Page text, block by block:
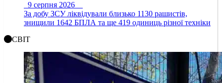
9 серпня 2026
За добу ЗСУ ліквідували близько 1130 рашистів,
знищили 1642 БПЛА та ще 419 одиниць різної техніки
СВІТ